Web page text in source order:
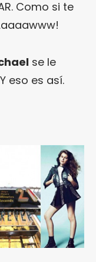
Como si te
se le
eso es así.